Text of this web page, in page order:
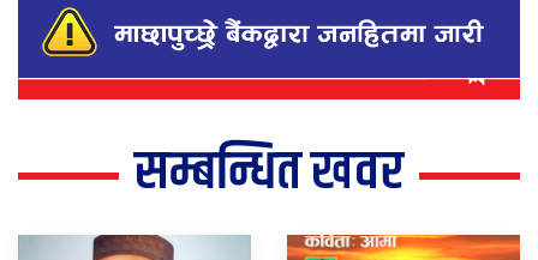
सम्बन्धित खवर